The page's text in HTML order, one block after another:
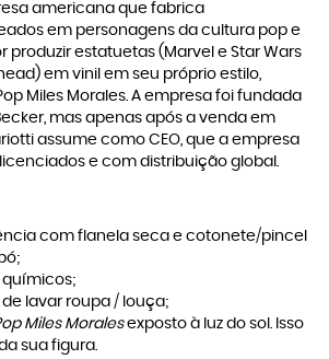
americana que fabrica
em personagens da cultura pop e
produzir estatuetas (Marvel e Star Wars
em vinil em seu próprio estilo,
Miles Morales. A empresa foi fundada
mas apenas após a venda em
assume como CEO, que a empresa
e com distribuição global.
com flanela seca e cotonete/pincel
químicos;
lavar roupa / louça;
Miles Morales exposto à luz do sol. Isso
sua figura.